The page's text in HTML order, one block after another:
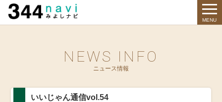
MENU
NEWS INFO
ニュース情報
いいじゃん通信vol.54